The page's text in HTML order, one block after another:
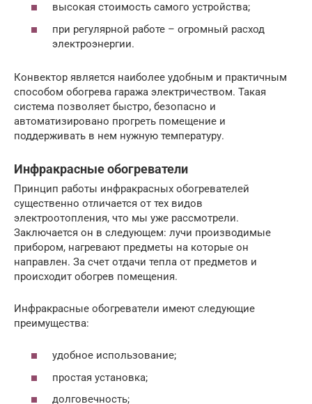
высокая стоимость самого устройства;
при регулярной работе – огромный расход
электроэнергии.
Конвектор является наиболее удобным и практичным
способом обогрева гаража электричеством. Такая
система позволяет быстро, безопасно и
автоматизировано прогреть помещение и
поддерживать в нем нужную температуру.
Инфракрасные обогреватели
Принцип работы инфракрасных обогревателей
существенно отличается от тех видов
электроотопления, что мы уже рассмотрели.
Заключается он в следующем: лучи производимые
прибором, нагревают предметы на которые он
направлен. За счет отдачи тепла от предметов и
происходит обогрев помещения.
Инфракрасные обогреватели имеют следующие
преимущества:
удобное использование;
простая установка;
долговечность;